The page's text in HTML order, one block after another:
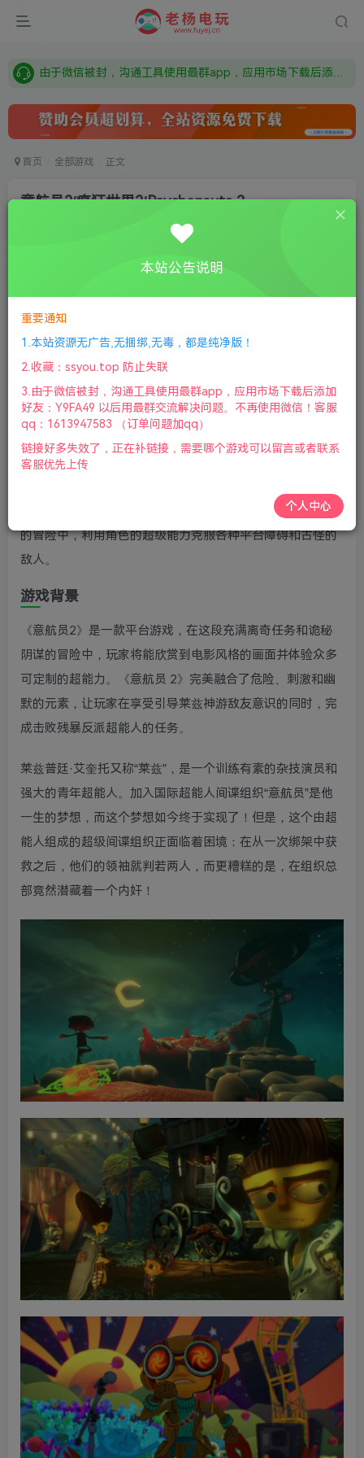
需要什么游戏请联系客服，若链接失效请联系客服，百度网盘边上的激活码也是解压密码
由于微信被封，沟通工具使用最群app，应用市场下载后添加好友：Y9FA49 以后用最群交流解决问题。不再使用微信！
首页 全部游戏 正文
意航员2/疯狂世界2/Psychonauts 2
①下载安装教程 ②下载安装视频教程 ③ 游戏运行
版本介绍：v1101213|容量30.2GB|官方简体中文|支持键盘.
鼠标.手柄|赠多项修改器|2022年8月19号更新
游戏视频预览：点击查看
戏介绍
世界，体验充满幽默和阴谋的故事。在戏剧性和危险性并存
的冒险中，利用角色的超级能力克服各种平台障碍和古怪的
敌人。
游戏背景
《意航员2》是一款平台游戏，在这段充满离奇任务和诡秘
阴谋的冒险中，玩家将能欣赏到电影风格的画面并体验众多
可定制的超能力。《意航员 2》完美融合了危险、刺激和幽
默的元素，让玩家在享受引导莱兹神游敌友意识的同时，完
成击败残暴反派超能人的任务。
莱兹普廷·艾奎托又称“莱兹”，是一个训练有素的杂技演员和
强大的青年超能人。加入国际超能人间谍组织“意航员”是他
一生的梦想，而这个梦想如今终于实现了！但是，这个由超
能人组成的超级间谍组织正面临着困境：在从一次绑架中获
救之后，他们的领袖就判若两人，而更糟糕的是，在组织总
部竟然潜藏着一个内奸！
本站公告说明
重要通知
1.本站资源无广告,无捆绑,无毒，都是纯净版！
2.收藏：ssyou.top 防止失联
3.由于微信被封，沟通工具使用最群app，应用市场下载后添加
好友：Y9FA49 以后用最群交流解决问题。不再使用微信！客服
qq：1613947583 （订单问题加qq）
链接好多失效了，正在补链接，需要哪个游戏可以留言或者联系
客服优先上传
个人中心